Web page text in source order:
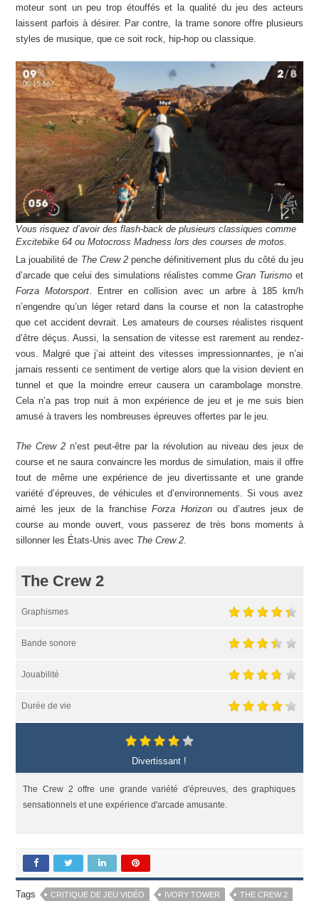
moteur sont un peu trop étouffés et la qualité du jeu des acteurs
laissent parfois à désirer. Par contre, la trame sonore offre plusieurs
styles de musique, que ce soit rock, hip-hop ou classique.
Vous risquez d’avoir des flash-back de plusieurs classiques comme
Excitebike 64 ou Motocross Madness lors des courses de motos.
La jouabilité de The Crew 2penche définitivement plus du côté du jeu
d’arcade que celui des simulations réalistes commeGran Turismo et
Forza Motorsport . Entrer en collision avec un arbre à 185 km/h
n’engendre qu’un léger retard dans la course et non la catastrophe
que cet accident devrait. Les amateurs de courses réalistes risquent
d’être déçus. Aussi, la sensation de vitesse est rarement au rendez-
vous. Malgré que j’ai atteint des vitesses impressionnantes, je n’ai
jamais ressenti ce sentiment de vertige alors que la vision devient en
tunnel et que la moindre erreur causera un carambolage monstre.
Cela n’a pas trop nuit à mon expérience de jeu et je me suis bien
amusé à travers les nombreuses épreuves offertes par le jeu.
The Crew 2 n’est peut-être par la révolution au niveau des jeux de
course et ne saura convaincre les mordus de simulation, mais il offre
tout de même une expérience de jeu divertissante et une grande
variété d’épreuves, de véhicules et d’environnements. Si vous avez
aimé les jeux de la franchiseForza Horizonou d’autres jeux de
course au monde ouvert, vous passerez de très bons moments à
sillonner les États-Unis avec The Crew 2
The Crew 2
Graphismes
Bande sonore
Jouabilité
Durée de vie
Divertissant !
The Crew 2 offre une grande variété d'épreuves, des graphiques
sensationnels et une expérience d'arcade amusante.
Tags CRITIQUE DE JEU VIDÉO IVORY TOWER
THE CREW 2